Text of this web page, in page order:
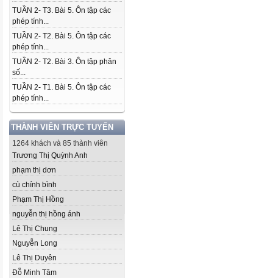
TUẦN 2- T3. Bài 5. Ôn tập các
phép tính...
TUẦN 2- T2. Bài 5. Ôn tập các
phép tính...
TUẦN 2- T2. Bài 3. Ôn tập phân
số...
TUẦN 2- T1. Bài 5. Ôn tập các
phép tính...
THÀNH VIÊN TRỰC TUYẾN
1264 khách và 85 thành viên
Trương Thị Quỳnh Anh
phạm thị dơn
cù chính bình
Phạm Thị Hồng
nguyễn thị hồng ánh
Lê Thị Chung
Nguyễn Long
Lê Thị Duyên
Đỗ Minh Tâm